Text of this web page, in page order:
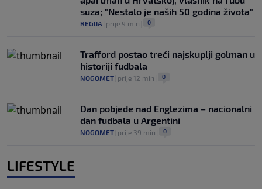
suza; "Nestalo je naših 50 godina života"
REGIJA prije 9 min 0
Trafford postao treći najskuplji golman u
historiji fudbala
NOGOMET prije 12 min 0
Dan pobjede nad Englezima – nacionalni
dan fudbala u Argentini
NOGOMET prije 39 min 0
LIFESTYLE